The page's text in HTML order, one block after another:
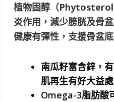
植物固醇（
炎作用，減少膀胱及骨
健康有彈性，支援骨盆
南瓜籽富含鋅，
肌再生有好大益處
Omega-3脂肪酸